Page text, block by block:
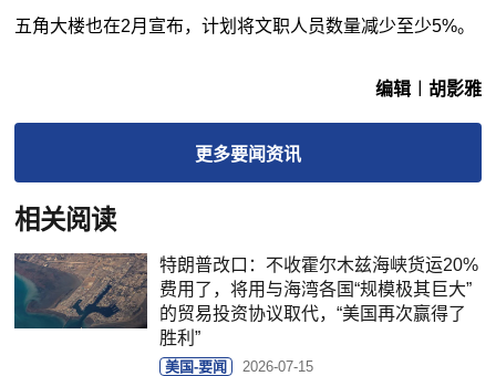
五角大楼也在2月宣布，计划将文职人员数量减少至少5%。
编辑︱胡影雅
更多要闻资讯
相关阅读
特朗普改口：不收霍尔木兹海峡货运20%
费用了，将用与海湾各国“规模极其巨大”
的贸易投资协议取代，“美国再次赢得了
胜利”
美国-要闻 2026-07-15